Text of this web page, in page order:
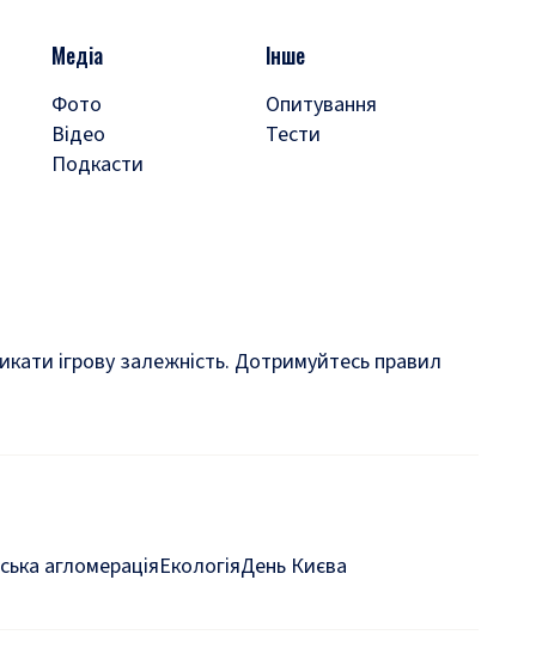
Медіа
Фото
Відео
Подкасти
Інше
Опитування
Тести
ігрову залежність. Дотримуйтесь правил
агломераціяЕкологіяДень Києва